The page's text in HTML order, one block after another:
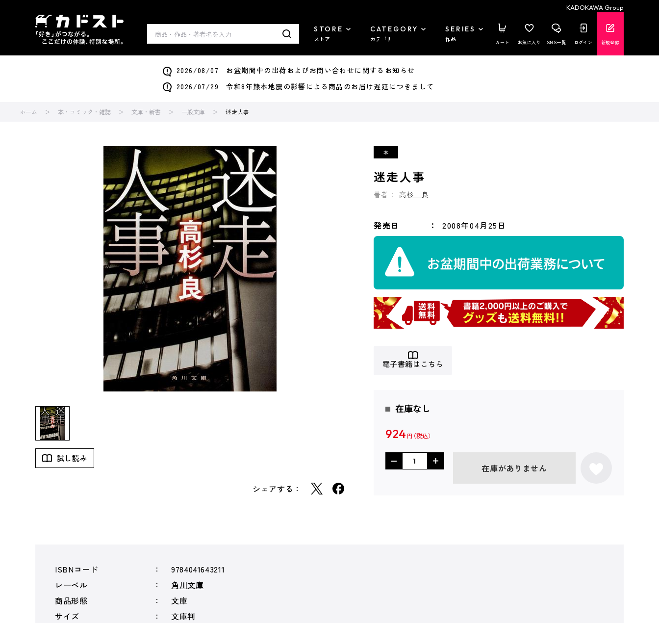
KADOKAWA Group
STORE
ストア
CATEGORY
カテゴリ
SERIES
作品 カート お気に入り SNS一覧 ログイン 新規登録
2026/08/07 お盆期間中の出荷およびお問い合わせに関するお知らせ
2026/07/29 令和8年熊本地震の影響による商品のお届け遅延につきまして
ホーム 本・コミック・雑誌 文庫・新書 一般文庫 迷走人事
試し読み
シェアする：
迷走人事
著者： 高杉 良
発売日 2008年04月25日
電子書籍はこちら
在庫なし
924 円
在庫がありません
ISBNコード
9784041643211
レーベル
角川文庫
商品形態
文庫
サイズ
文庫判